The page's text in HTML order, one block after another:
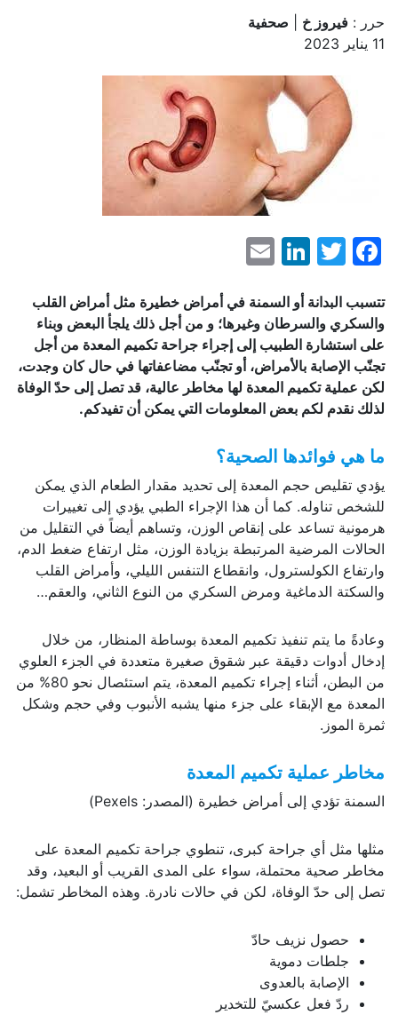
حرر : فيروز خ
صحفية
11 يناير 2023
Facebook
Twitter
LinkedIn
تتسبب البدانة أو السمنة في أمراض خطيرة مثل أمراض القلب
والسكري والسرطان وغيرها؛ و من أجل ذلك يلجأ البعض وبناء
على استشارة الطبيب إلى إجراء جراحة تكميم المعدة من أجل
تجنّب الإصابة بالأمراض، أو تجنّب مضاعفاتها في حال كان وجدت،
لكن عملية تكميم المعدة لها مخاطر عالية، قد تصل إلى حدّ الوفاة
لذلك نقدم لكم بعض المعلومات التي يمكن أن تفيدكم.
ما هي فوائدها الصحية؟
يؤدي تقليص حجم المعدة إلى تحديد مقدار الطعام الذي يمكن
للشخص تناوله. كما أن هذا الإجراء الطبي يؤدي إلى تغييرات
هرمونية تساعد على إنقاص الوزن، وتساهم أيضاً في التقليل من
الحالات المرضية المرتبطة بزيادة الوزن، مثل ارتفاع ضغط الدم،
وارتفاع الكولسترول، وانقطاع التنفس الليلي، وأمراض القلب
والسكتة الدماغية ومرض السكري من النوع الثاني، والعقم…
وعادةً ما يتم تنفيذ تكميم المعدة بوساطة المنظار، من خلال
إدخال أدوات دقيقة عبر شقوق صغيرة متعددة في الجزء العلوي
من البطن، أثناء إجراء تكميم المعدة، يتم استئصال نحو 80% من
المعدة مع الإبقاء على جزء منها يشبه الأنبوب وفي حجم وشكل
ثمرة الموز.
مخاطر عملية تكميم المعدة
السمنة تؤدي إلى أمراض خطيرة (المصدر: Pexels)
مثلها مثل أي جراحة كبرى، تنطوي جراحة تكميم المعدة على
مخاطر صحية محتملة، سواء على المدى القريب أو البعيد، وقد
تصل إلى حدّ الوفاة، لكن في حالات نادرة. وهذه المخاطر تشمل:
حصول نزيف حادّ
جلطات دموية
الإصابة بالعدوى
ردّ فعل عكسيّ للتخدير